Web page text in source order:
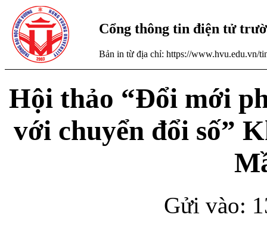
Cổng thông tin điện tử
Bản in từ địa chỉ: https://www.hvu.edu.vn/
Hội thảo “Đổi mới
với chuyển đổi số”
Gửi vào: